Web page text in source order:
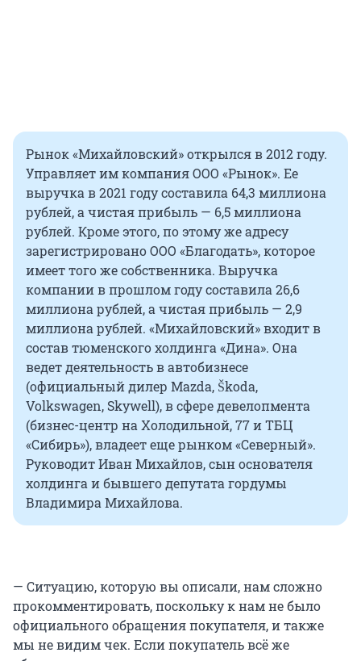
Рынок «Михайловский» открылся в 2012 году.
Управляет им компания ООО «Рынок». Ее
выручка в 2021 году составила 64,3 миллиона
рублей, а чистая прибыль — 6,5 миллиона
рублей. Кроме этого, по этому же адресу
зарегистрировано ООО «Благодать», которое
имеет того же собственника. Выручка
компании в прошлом году составила 26,6
миллиона рублей, а чистая прибыль — 2,9
миллиона рублей. «Михайловский» входит в
состав тюменского холдинга «Дина». Она
ведет деятельность в автобизнесе
(официальный дилер Mazda, Škoda,
Volkswagen, Skywell), в сфере девелопмента
(бизнес-центр на Холодильной, 77 и ТБЦ
«Сибирь»), владеет еще рынком «Северный».
Руководит Иван Михайлов, сын основателя
холдинга и бывшего депутата гордумы
Владимира Михайлова.
— Ситуацию, которую вы описали, нам сложно
прокомментировать, поскольку к нам не было
официального обращения покупателя, и также
мы не видим чек. Если покупатель всё же